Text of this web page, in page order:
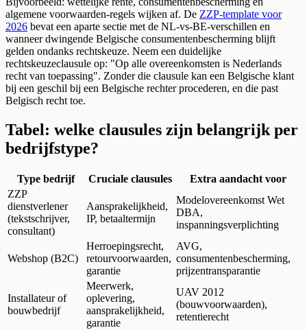
algemene voorwaarden-regels wijken af. De ZZP-template voor
2026 bevat een aparte sectie met de NL-vs-BE-verschillen en
wanneer dwingende Belgische consumentenbescherming blijft
gelden ondanks rechtskeuze. Neem een duidelijke
rechtskeuzeclausule op: "Op alle overeenkomsten is Nederlands
recht van toepassing". Zonder die clausule kan een Belgische klant
bij een geschil bij een Belgische rechter procederen, en die past
Belgisch recht toe.
Tabel: welke clausules zijn belangrijk per
bedrijfstype?
Type bedrijf Cruciale clausules
Extra aandacht voor
ZZP
dienstverlener
(tekstschrijver,
consultant)
Aansprakelijkheid,
IP, betaaltermijn
Modelovereenkomst Wet
DBA,
inspanningsverplichting
Webshop (B2C)
Herroepingsrecht,
retourvoorwaarden,
garantie
AVG,
consumentenbescherming,
prijzentransparantie
Installateur of
bouwbedrijf
Meerwerk,
oplevering,
aansprakelijkheid,
garantie
UAV 2012
(bouwvoorwaarden),
retentierecht